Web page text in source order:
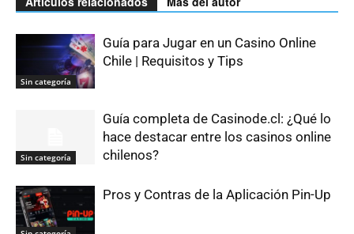
Sin categoría
Guía para Jugar en un Casino Online
Chile | Requisitos y Tips
Sin categoría
Guía completa de Casinode.cl: ¿Qué lo
hace destacar entre los casinos online
chilenos?
Pros y Contras de la Aplicación Pin-Up